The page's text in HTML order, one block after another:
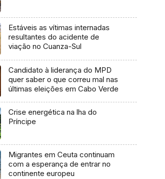
Estáveis as vítimas internadas
resultantes do acidente de
viação no Cuanza-Sul
Candidato à liderança do MPD
quer saber o que correu mal nas
últimas eleições em Cabo Verde
Crise energética na lha do
Príncipe
Migrantes em Ceuta continuam
com a esperança de entrar no
continente europeu